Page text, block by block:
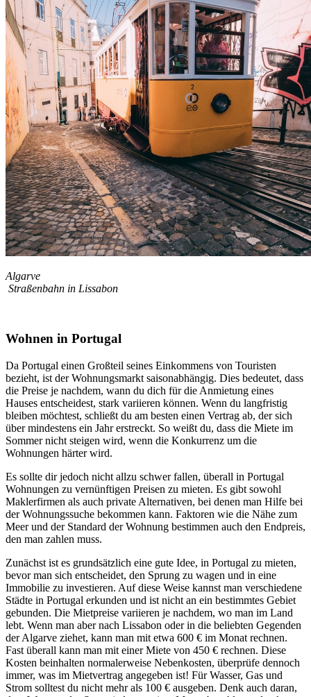
Algarve
Straßenbahn in Lissabon
Wohnen in Portugal
Da Portugal einen Großteil seines Einkommens von Touristen
bezieht, ist der Wohnungsmarkt saisonabhängig. Dies bedeutet, dass
die Preise je nachdem, wann du dich für die Anmietung eines
Hauses entscheidest, stark variieren können. Wenn du langfristig
bleiben möchtest, schließt du am besten einen Vertrag ab, der sich
über mindestens ein Jahr erstreckt. So weißt du, dass die Miete im
Sommer nicht steigen wird, wenn die Konkurrenz um die
Wohnungen härter wird.
Es sollte dir jedoch nicht allzu schwer fallen, überall in Portugal
Wohnungen zu vernünftigen Preisen zu mieten. Es gibt sowohl
Maklerfirmen als auch private Alternativen, bei denen man Hilfe bei
der Wohnungssuche bekommen kann. Faktoren wie die Nähe zum
Meer und der Standard der Wohnung bestimmen auch den Endpreis,
den man zahlen muss.
Zunächst ist es grundsätzlich eine gute Idee, in Portugal zu mieten,
bevor man sich entscheidet, den Sprung zu wagen und in eine
Immobilie zu investieren. Auf diese Weise kannst man verschiedene
Städte in Portugal erkunden und ist nicht an ein bestimmtes Gebiet
gebunden. Die Mietpreise variieren je nachdem, wo man im Land
lebt. Wenn man aber nach Lissabon oder in die beliebten Gegenden
der Algarve ziehet, kann man mit etwa 600 € im Monat rechnen.
Fast überall kann man mit einer Miete von 450 € rechnen. Diese
Kosten beinhalten normalerweise Nebenkosten, überprüfe dennoch
immer, was im Mietvertrag angegeben ist! Für Wasser, Gas und
Strom solltest du nicht mehr als 100 € ausgeben. Denk auch daran,